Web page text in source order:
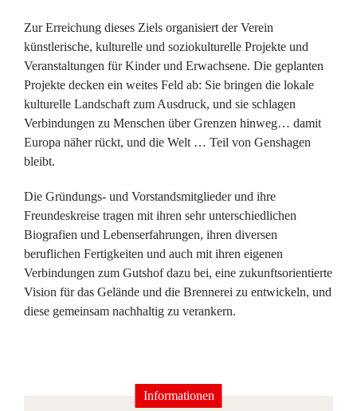
Zur Erreichung dieses Ziels organisiert der Verein
künstlerische, kulturelle und soziokulturelle Projekte und
Veranstaltungen für Kinder und Erwachsene. Die geplanten
Projekte decken ein weites Feld ab: Sie bringen die lokale
kulturelle Landschaft zum Ausdruck, und sie schlagen
Verbindungen zu Menschen über Grenzen hinweg… damit
Europa näher rückt, und die Welt … Teil von Genshagen
bleibt.
Die Gründungs- und Vorstandsmitglieder und ihre
Freundeskreise tragen mit ihren sehr unterschiedlichen
Biografien und Lebenserfahrungen, ihren diversen
beruflichen Fertigkeiten und auch mit ihren eigenen
Verbindungen zum Gutshof dazu bei, eine zukunftsorientierte
Vision für das Gelände und die Brennerei zu entwickeln, und
diese gemeinsam nachhaltig zu verankern.
Informationen